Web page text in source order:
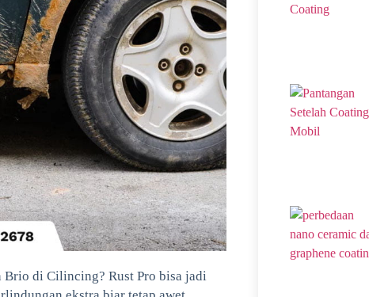
di Cilincing? Rust Pro bisa jadi